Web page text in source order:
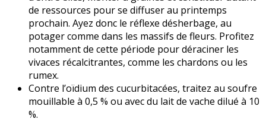
de ressources pour se diffuser au printemps
prochain. Ayez donc le réflexe désherbage, au
potager comme dans les massifs de fleurs. Profitez
notamment de cette période pour déraciner les
vivaces récalcitrantes, comme les chardons ou les
rumex.
Contre l’oïdium des cucurbitacées, traitez au soufre
mouillable à 0,5 % ou avec du lait de vache dilué à 10
%.